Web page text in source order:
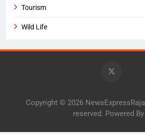
Tourism
Wild Life
Copyright © 2026
reserved. Powered By